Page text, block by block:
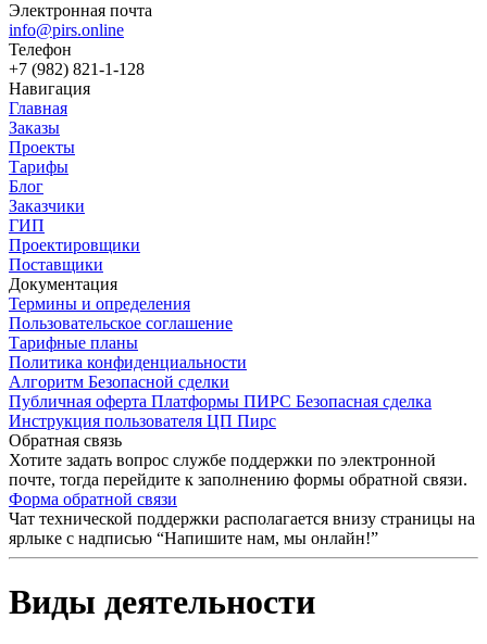
Электронная почта
info@pirs.online
Телефон
+7 (982) 821-1-128
Навигация
Главная
Заказы
Проекты
Тарифы
Блог
Заказчики
ГИП
Проектировщики
Поставщики
Документация
Термины и определения
Пользовательское соглашение
Тарифные планы
Политика конфиденциальности
Алгоритм Безопасной сделки
Публичная оферта Платформы ПИРС Безопасная сделка
Инструкция пользователя ЦП Пирс
Обратная связь
Хотите задать вопрос службе поддержки по электронной
почте, тогда перейдите к заполнению формы обратной связи.
Форма обратной связи
Чат технической поддержки располагается внизу страницы на
ярлыке с надписью “Напишите нам, мы онлайн!”
Виды деятельности